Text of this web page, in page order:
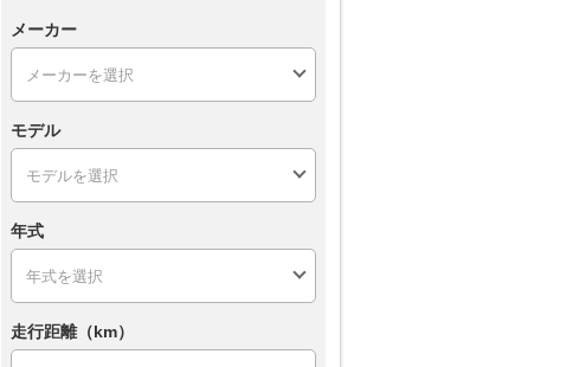
メーカー
モデル
年式
走行距離（km）